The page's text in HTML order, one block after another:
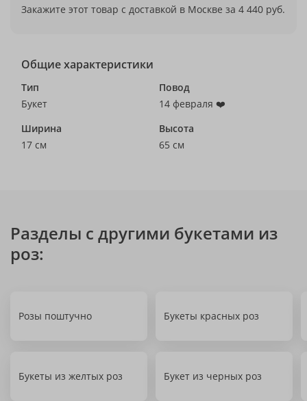
Закажите этот товар с доставкой в Москве за 4 440 руб.
Общие характеристики
Тип
Букет
Повод
14 февраля ❤️
Ширина
17 см
Высота
65 см
Разделы с другими букетами из
роз:
Розы поштучно Букеты красных роз
Букеты из желтых роз Букет из черных роз